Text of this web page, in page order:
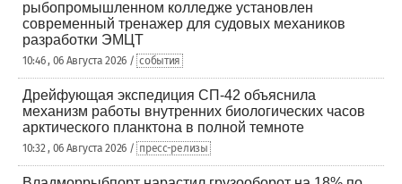
рыбопромышленном колледже установлен
современный тренажер для судовых механиков
разработки ЭМЦТ
10:46 , 06 Августа 2026 / события
Дрейфующая экспедиция СП-42 объяснила
механизм работы внутренних биологических часов
арктического планктона в полной темноте
10:32 , 06 Августа 2026 / пресс-релизы